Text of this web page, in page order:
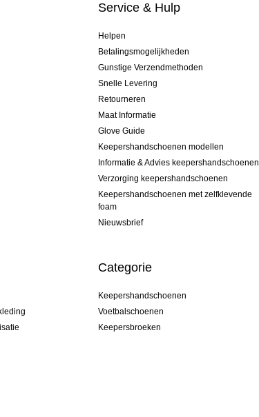
Service & Hulp
Helpen
Betalingsmogelijkheden
Gunstige Verzendmethoden
Snelle Levering
Retourneren
Maat Informatie
Glove Guide
Keepershandschoenen modellen
Informatie & Advies keepershandschoenen
Verzorging keepershandschoenen
Keepershandschoenen met zelfklevende
foam
Nieuwsbrief
Categorie
Keepershandschoenen
Voetbalschoenen
Keepersbroeken